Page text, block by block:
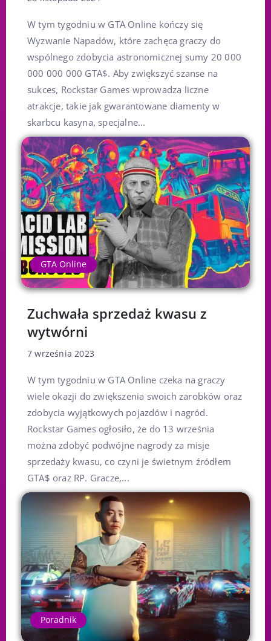
W tym tygodniu w GTA Online kończy się
Wyzwanie Napadów, które zachęca graczy do
wspólnego zdobycia astronomicznej sumy 20 000
000 000 000 GTA$. Aby zwiększyć szanse na
sukces, Rockstar Games wprowadza liczne
atrakcje, takie jak gwarantowane diamenty w
skarbcu kasyna, specjalne...
GTA Online
Zuchwała sprzedaż kwasu z
wytwórni
7 września 2023
W tym tygodniu w GTA Online czeka na graczy
wiele okazji do zwiększenia swoich zarobków oraz
zdobycia wyjątkowych pojazdów i nagród.
Rockstar Games ogłosiło, że do 13 września
można zdobyć podwójne nagrody za misje
sprzedaży kwasu, co czyni je świetnym źródłem
GTA$ oraz RP. Gracze,...
Poradnik